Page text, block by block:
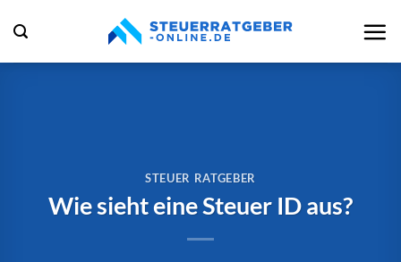
Inhalt
springen
STEUER RATGEBER
Wie sieht eine Steuer ID aus?